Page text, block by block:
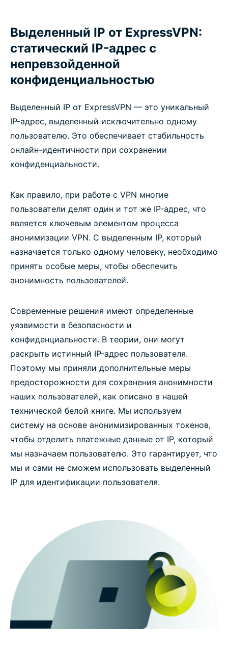
Выделенный IP от ExpressVPN:
статический IP-адрес с
непревзойденной
конфиденциальностью
Выделенный IP от ExpressVPN — это уникальный
IP-адрес, выделенный исключительно одному
пользователю. Это обеспечивает стабильность
онлайн-идентичности при сохранении
конфиденциальности.
Как правило, при работе с VPN многие
пользователи делят один и тот же IP-адрес, что
является ключевым элементом процесса
анонимизации VPN. С выделенным IP, который
назначается только одному человеку, необходимо
принять особые меры, чтобы обеспечить
анонимность пользователей.
Современные решения имеют определенные
уязвимости в безопасности и
конфиденциальности. В теории, они могут
раскрыть истинный IP-адрес пользователя.
Поэтому мы приняли дополнительные меры
предосторожности для сохранения анонимности
наших пользователей, как описано в нашей
технической белой книге. Мы используем
систему на основе анонимизированных токенов,
чтобы отделить платежные данные от IP, который
мы назначаем пользователю. Это гарантирует, что
мы и сами не сможем использовать выделенный
IP для идентификации пользователя.